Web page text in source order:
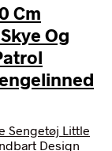
Cm
Og